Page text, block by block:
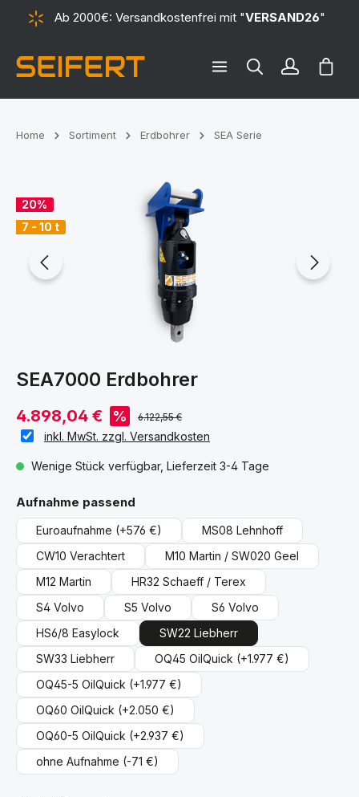
springenAb 2000€: Versandkostenfrei mit "VERSAND26"
Home Sortiment Erdbohrer SEA Serie
20%
7 - 10 t
SEA7000 Erdbohrer
4.898,04 € % 6.122,55 €
inkl. MwSt. zzgl. Versandkosten
Wenige Stück verfügbar, Lieferzeit 3-4 Tage
Aufnahme passend
Euroaufnahme (+576 €)
MS08 Lehnhoff
CW10 Verachtert
M10 Martin / SW020 Geel
M12 Martin
HR32 Schaeff / Terex
S4 Volvo
S5 Volvo
S6 Volvo
HS6/8 Easylock
SW22 Liebherr
SW33 Liebherr
OQ45 OilQuick (+1.977 €)
OQ45-5 OilQuick (+1.977 €)
OQ60 OilQuick (+2.050 €)
OQ60-5 OilQuick (+2.937 €)
ohne Aufnahme (-71 €)